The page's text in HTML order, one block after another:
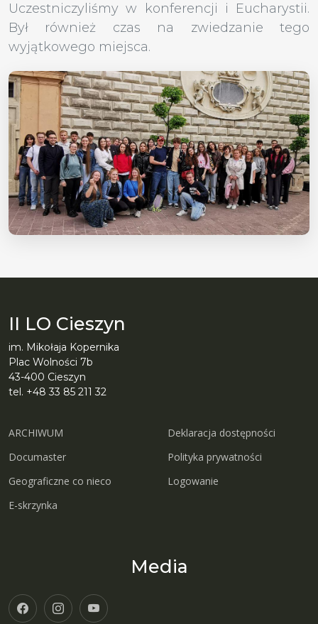
Uczestniczyliśmy w konferencji i Eucharystii.
Był również czas na zwiedzanie tego
wyjątkowego miejsca.
II LO Cieszyn
im. Mikołaja Kopernika
Plac Wolności 7b
43-400 Cieszyn
tel. +48 33 85 211 32
ARCHIWUM
Documaster
Geograficzne co nieco
E-skrzynka
Deklaracja dostępności
Polityka prywatności
Logowanie
Media